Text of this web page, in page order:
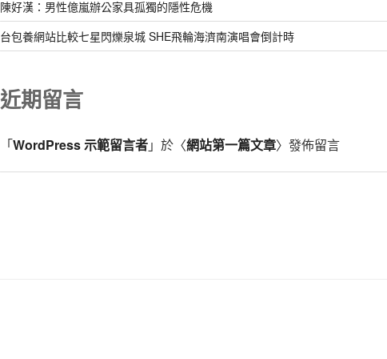
陳好漢：男性億嵐辦公家具孤獨的隱性危機
台包養網站比較七星閃爍泉城 SHE飛輪海濟南演唱會倒計時
近期留言
「WordPress 示範留言者」於〈網站第一篇文章〉發佈留言